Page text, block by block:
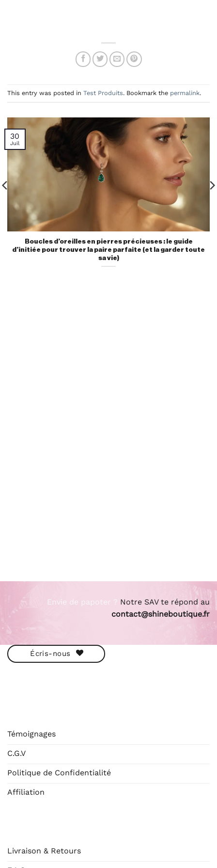
This entry was posted in Test Produits. Bookmark the permalink.
Boucles d’oreilles en pierres précieuses : le guide
d’initiée pour trouver la paire parfaite (et la garder toute
sa vie)
30
Juil
Envie de papoter ? Notre SAV te répond au
contact@shineboutique.fr
Écris-nous
Témoignages
C.G.V
Politique de Confidentialité
Affiliation
Livraison & Retours